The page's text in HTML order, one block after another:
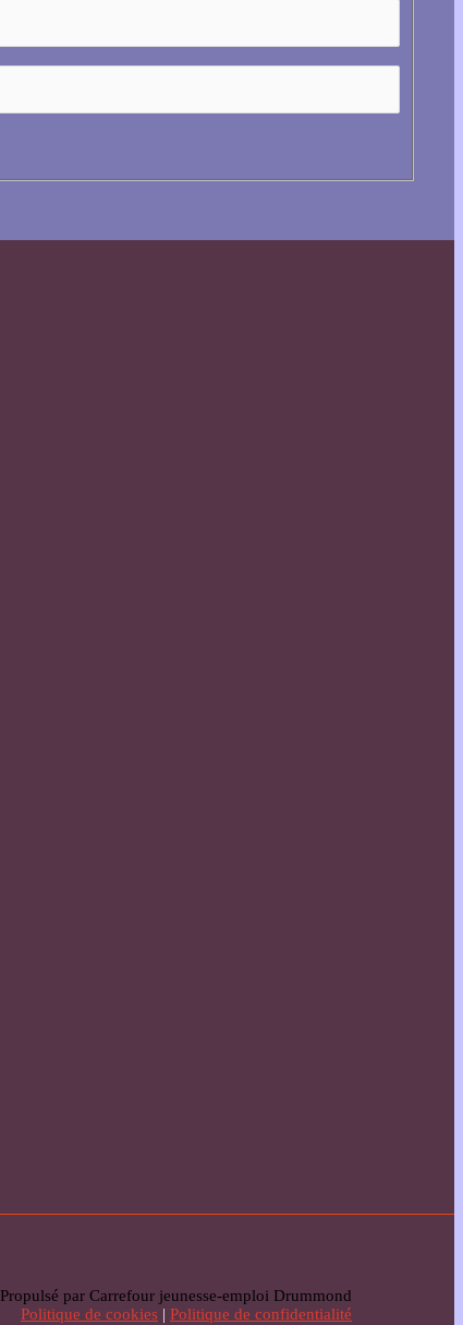
Propulsé par Carrefour jeunesse-emploi Drummond
Politique de cookies | Politique de confidentialité